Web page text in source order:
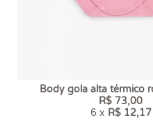
Body gola alta térmico
R$ 73,00
6 x R$ 12,17